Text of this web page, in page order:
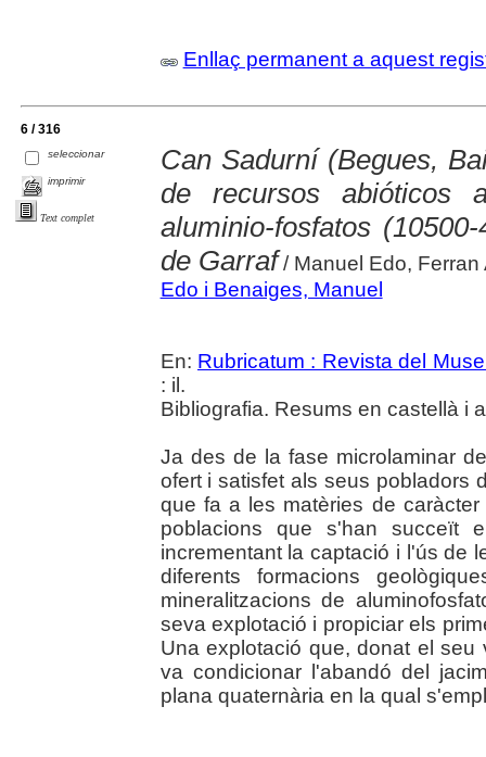
Enllaç permanent a aquest
6 / 316
seleccionar
imprimir
Text complet
Can Sadurní (Begues,
de recursos
aluminio-fosfatos
de Garraf/ Manuel Edo, Ferran
Edo i Benaiges, Manuel
En: Rubricatum : Revista del
: il.
Bibliografia. Resums en castellà i
Ja des de la fase microlaminar
ofert i satisfet als seus pobladors
que fa a les matèries de
poblacions que s'han succeït
incrementant la captació i l'ús de
diferents formacions
mineralitzacions de
seva explotació i propiciar els
Una explotació que, donat el seu
va condicionar l'abandó del
plana quaternària en la qual